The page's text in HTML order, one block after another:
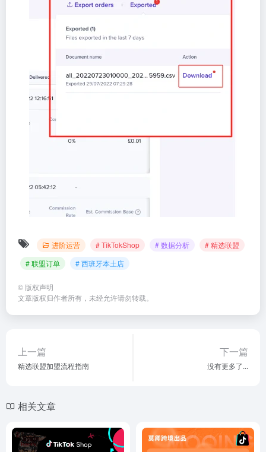
进阶运营 # TikTokShop # 数据分析
# 精选联盟
# 联盟订单
# 西班牙本土店
© 版权声明
文章版权归作者所有，未经允许请勿转载。
上一篇
精选联盟加盟流程指南
下一篇
没有更多了...
相关文章